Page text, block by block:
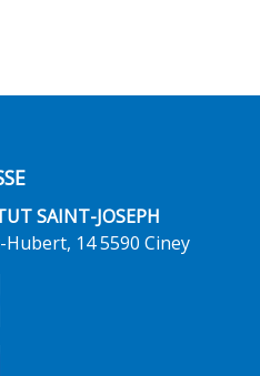
SAINT-JOSEPH
Hubert, 14 5590 Ciney